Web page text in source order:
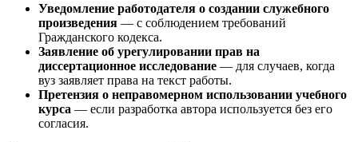
Уведомление работодателя о создании служебного
произведения — с соблюдением требований
Гражданского кодекса.
Заявление об урегулировании прав на
диссертационное исследование — для случаев, когда
вуз заявляет права на текст работы.
Претензия о неправомерном использовании учебного
курса — если разработка автора используется без его
согласия.